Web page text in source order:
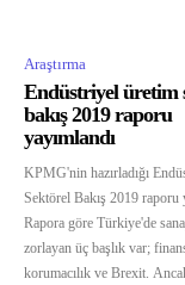
Araştırma
Endüstriyel üretim
bakış 2019 raporu
yayımlandı
KPMG'nin hazırladığı
Sektörel Bakış 2019 raporu
Rapora göre Türkiye'de
zorlayan üç başlık var;
korumacılık ve Brexit.